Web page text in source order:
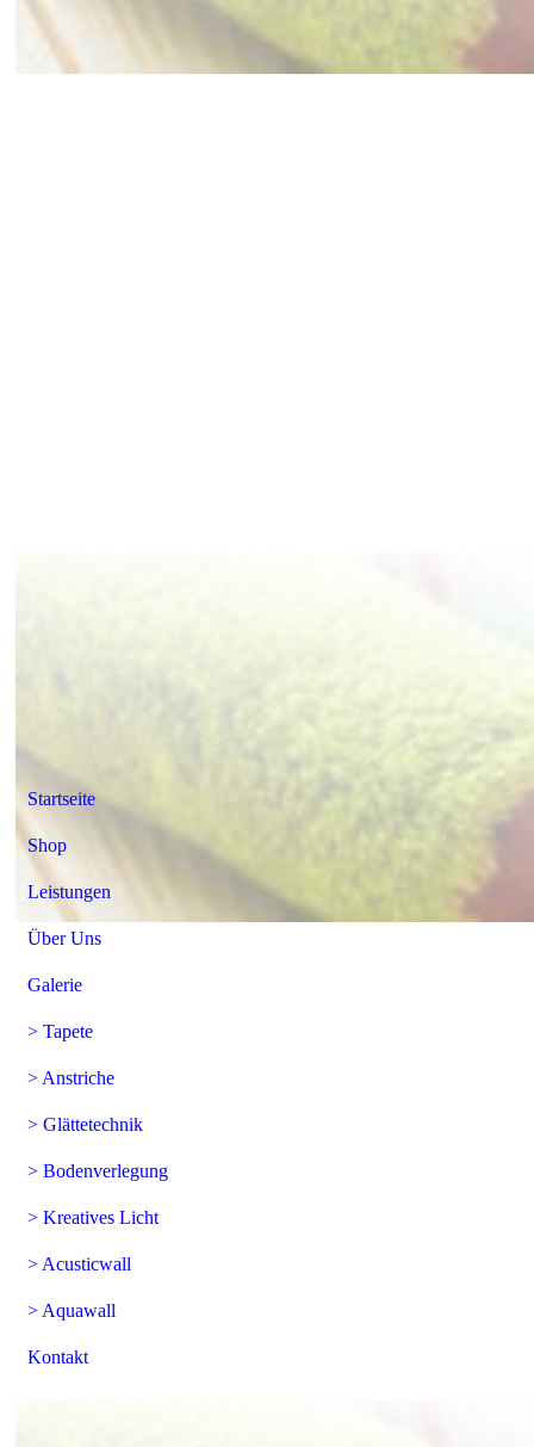
Startseite
Shop
Leistungen
Über Uns
Galerie
> Tapete
> Anstriche
> Glättetechnik
> Bodenverlegung
> Kreatives Licht
> Acusticwall
> Aquawall
Kontakt